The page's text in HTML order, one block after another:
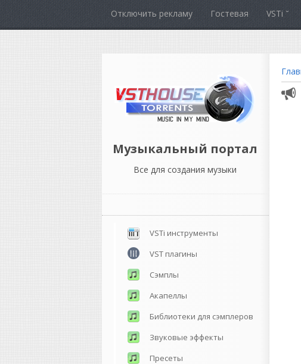
Отключить рекламу Гостевая VSTi
Музыкальный портал
Все для создания музыки
VSTi инструменты
VST плагины
Сэмплы
Акапеллы
Библиотеки для сэмплеров
Звуковые эффекты
Пресеты